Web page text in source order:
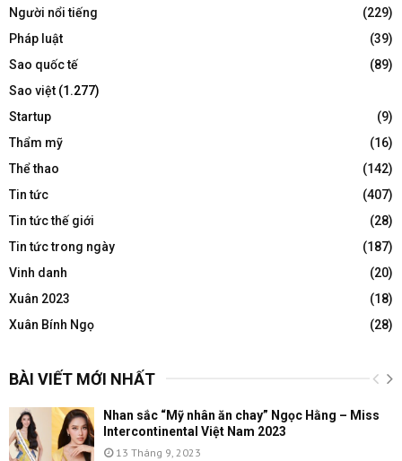
Người nổi tiếng
(229)
Pháp luật
(39)
Sao quốc tế
(89)
Sao việt (1.277)
Startup
(9)
Thẩm mỹ
(16)
Thể thao
(142)
Tin tức
(407)
Tin tức thế giới
(28)
Tin tức trong ngày
(187)
Vinh danh
(20)
Xuân 2023
(18)
Xuân Bính Ngọ
(28)
BÀI VIẾT MỚI NHẤT
Nhan sắc “Mỹ nhân ăn chay” Ngọc Hằng – Miss
Intercontinental Việt Nam 2023
13 Tháng 9, 2023